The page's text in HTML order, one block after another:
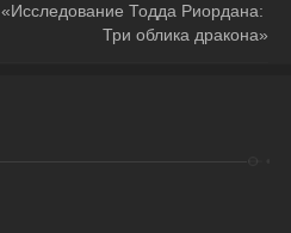
«Исследование Тодда Риордана:
Три облика дракона»